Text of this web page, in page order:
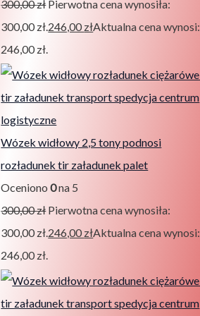
300,00złPierwotna cena wynosiła:
300,00 zł. 246,00złAktualna cena wynosi:
246,00 zł.
Wózek widłowy 2,5 tony podnosi
rozładunek tir załadunek palet
Oceniono0na 5
300,00złPierwotna cena wynosiła:
300,00 zł. 246,00 złAktualna cena wynosi:
246,00 zł.